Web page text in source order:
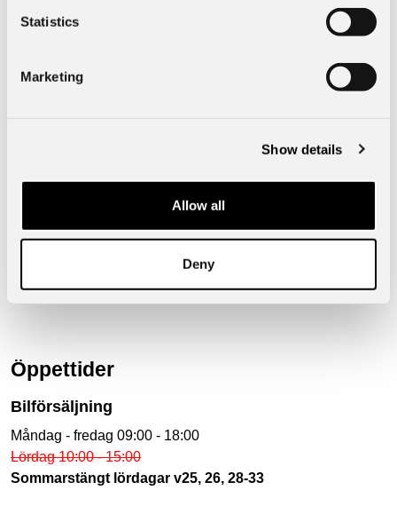
Statistics
Marketing
Show details
Allow all
Deny
Borås Bil, Hulta
Öppettider
Bilförsäljning
Måndag - fredag 09:00 - 18:00
Lördag 10:00 - 15:00
Sommarstängt lördagar v25, 26, 28-33